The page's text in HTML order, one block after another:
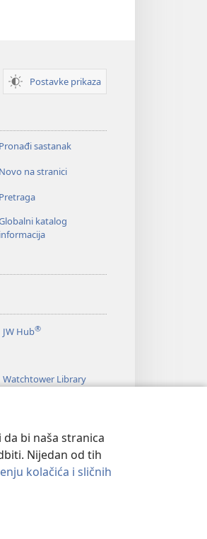
bi naša stranica
Nijedan od tih
kolačića i sličnih
Postavke prikaza
Pronađi sastanak
Novo na stranici
Pretraga
katalog
informacija
JW Hub®
Watchtower Library